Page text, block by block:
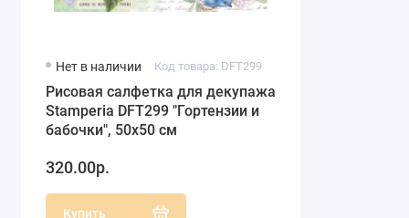
Нет в наличии Код товара: DFT299
Рисовая салфетка для декупажа
Stamperia DFT299 "Гортензии и
бабочки", 50х50 см
320.00р.
Купить